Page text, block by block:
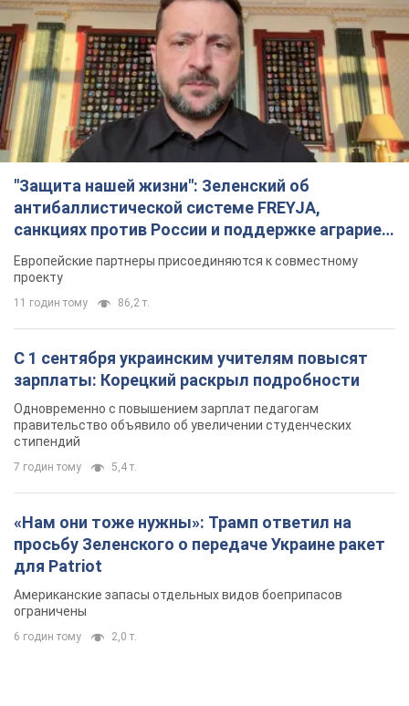
"Защита нашей жизни": Зеленский об
антибаллистической системе FREYJA,
санкциях против России и поддержке аграриев.
Видео
Европейские партнеры присоединяются к совместному
проекту
11 годин тому 86,2 т.
С 1 сентября украинским учителям повысят
зарплаты: Корецкий раскрыл подробности
Одновременно с повышением зарплат педагогам
правительство объявило об увеличении студенческих
стипендий
7 годин тому 5,4 т.
«Нам они тоже нужны»: Трамп ответил на
просьбу Зеленского о передаче Украине ракет
для Patriot
Американские запасы отдельных видов боеприпасов
ограничены
6 годин тому 2,0 т.